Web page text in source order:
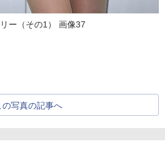
ー（その1） 画像37
の写真の記事へ